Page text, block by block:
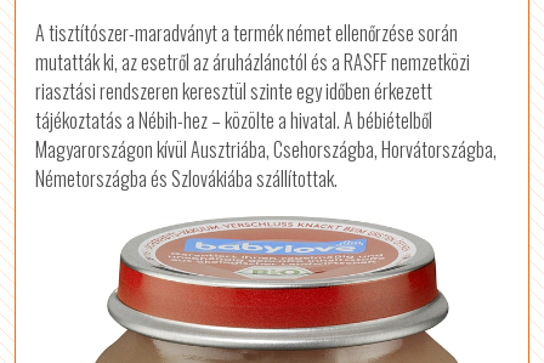
A tisztítószer-maradványt a termék német ellenőrzése során
mutatták ki, az esetről az áruházlánctól és a RASFF nemzetközi
riasztási rendszeren keresztül szinte egy időben érkezett
tájékoztatás a Nébih-hez – közölte a hivatal. A bébiételből
Magyarországon kívül Ausztriába, Csehországba, Horvátországba,
Németországba és Szlovákiába szállítottak.